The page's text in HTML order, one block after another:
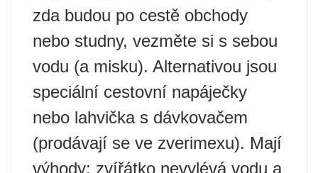
zda budou po cestě obchody
nebo studny, vezměte si s sebou
vodu (a misku). Alternativou jsou
speciální cestovní napáječky
nebo lahvička s dávkovačem
(prodávají se ve zverimexu). Mají
výhody: zvířátko nevylévá vodu a